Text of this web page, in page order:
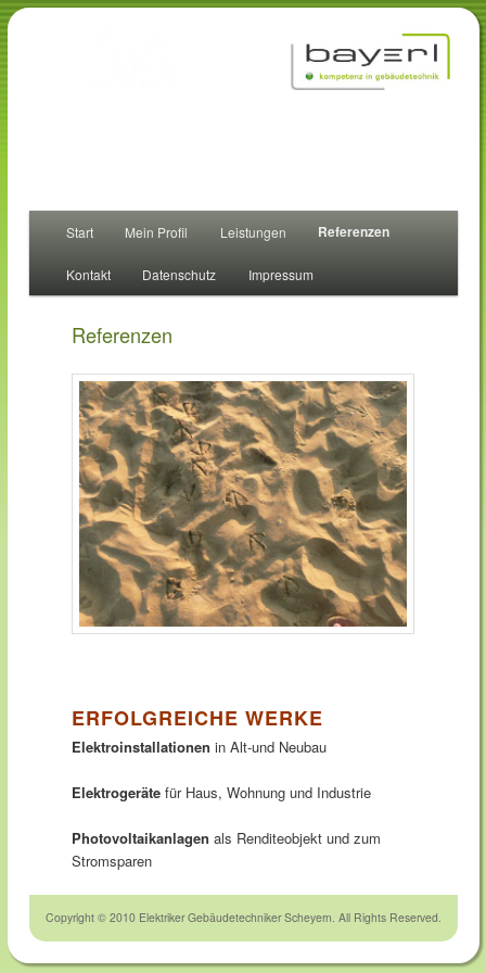
Skip
to
primary
content
Start Mein Profil Leistungen Referenzen
Kontakt Datenschutz Impressum
Referenzen
ERFOLGREICHE WERKE
Elektroinstallationen in Alt-und Neubau
Elektrogeräte für Haus, Wohnung und Industrie
Photovoltaikanlagen als Renditeobjekt und zum
Stromsparen
Copyright © 2010 Elektriker Gebäudetechniker Scheyern. All Rights Reserved.